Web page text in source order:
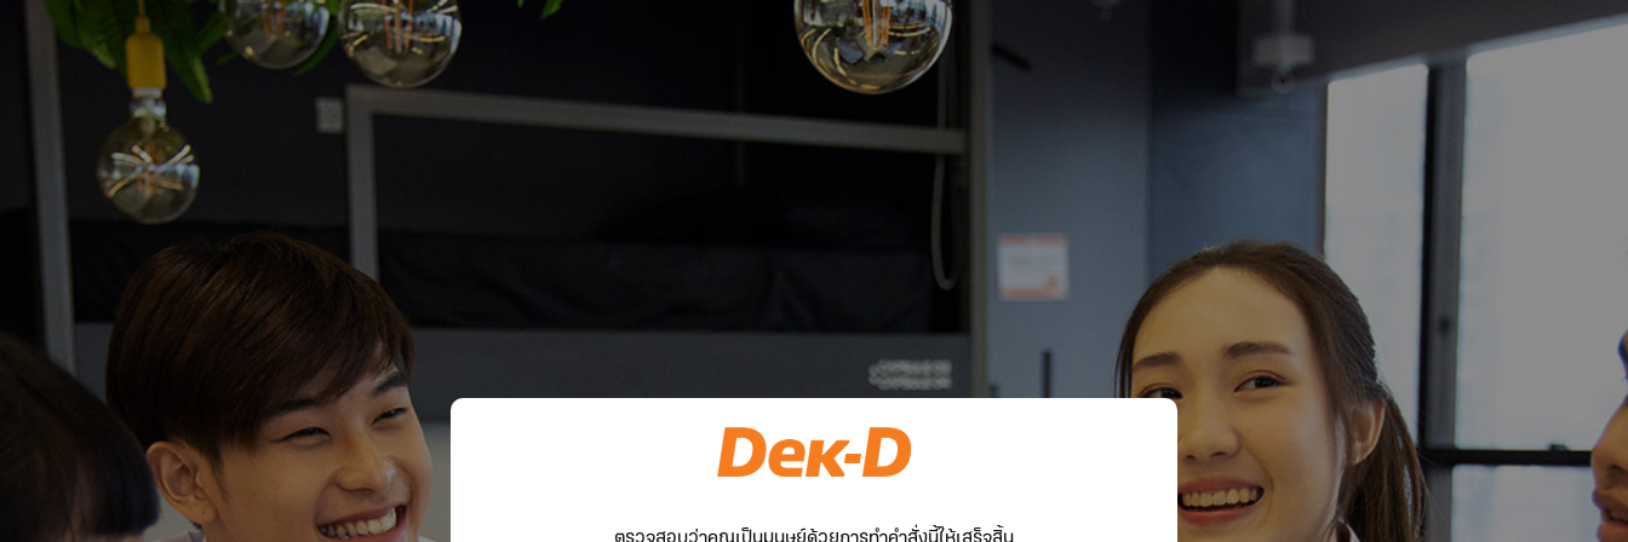
ตรวจสอบว่าคุณเป็นมนุษย์ด้วยการทำคำสั่งนี้ให้เสร็จสิ้น